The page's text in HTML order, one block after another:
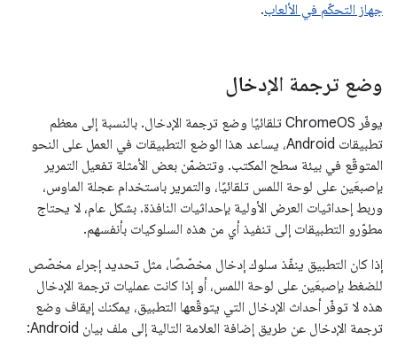
جهاز التحكّم في الألعاب.
وضع ترجمة الإدخال
يوفّر ChromeOS تلقائيًا وضع ترجمة الإدخال. بالنسبة إلى معظم
تطبيقات Android، يساعد هذا الوضع التطبيقات في العمل على النحو
المتوقّع في بيئة سطح المكتب. وتتضمّن بعض الأمثلة تفعيل التمرير
بإصبعَين على لوحة اللمس تلقائيًا، والتمرير باستخدام عجلة الماوس،
وربط إحداثيات العرض الأولية بإحداثيات النافذة. بشكل عام، لا يحتاج
مطوّرو التطبيقات إلى تنفيذ أي من هذه السلوكيات بأنفسهم.
إذا كان التطبيق ينفّذ سلوك إدخال مخصّصًا، مثل تحديد إجراء مخصّص
للضغط بإصبعَين على لوحة اللمس، أو إذا كانت عمليات ترجمة الإدخال
هذه لا توفّر أحداث الإدخال التي يتوقّعها التطبيق، يمكنك إيقاف وضع
ترجمة الإدخال عن طريق إضافة العلامة التالية إلى ملف بيان Android: